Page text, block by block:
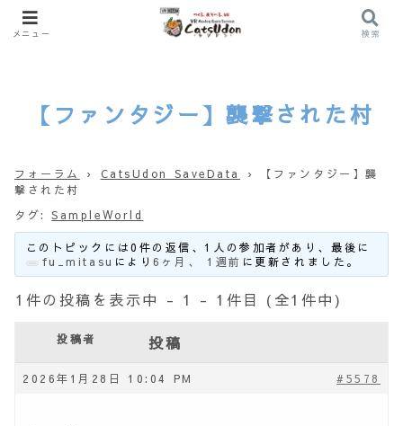
【ファンタジー】襲撃された村
フォーラム › CatsUdon SaveData ›
【ファンタジー】襲
撃された村
タグ:SampleWorld
このトピックには0件の返信、1人の参加者があり、最後に
fu_mitasu により6ヶ月、 1週前 に更新されました。
1件の投稿を表示中 - 1 - 1件目 (全1件中)
投稿者 投稿
2026年1月28日 10:04 PM #5578
メニュー 検索